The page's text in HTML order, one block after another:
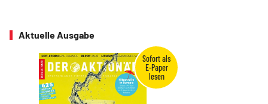
Aktuelle Ausgabe